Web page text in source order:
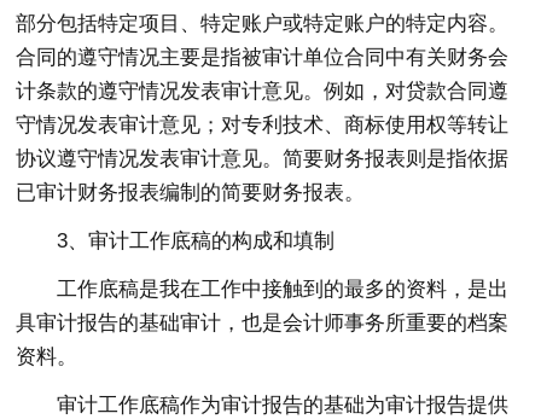
部分包括特定项目、特定账户或特定账户的特定内容。
合同的遵守情况主要是指被审计单位合同中有关财务会
计条款的遵守情况发表审计意见。例如，对贷款合同遵
守情况发表审计意见；对专利技术、商标使用权等转让
协议遵守情况发表审计意见。简要财务报表则是指依据
已审计财务报表编制的简要财务报表。
3、审计工作底稿的构成和填制
工作底稿是我在工作中接触到的最多的资料，是出
具审计报告的基础审计，也是会计师事务所重要的档案
资料。
审计工作底稿作为审计报告的基础为审计报告提供